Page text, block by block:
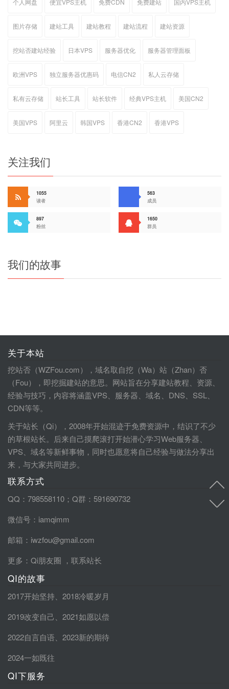
个人网盘 便宜VPS主机 免费CDN 免费建站 国内VPS主机
图片存储 建站工具 建站教程 建站流程 建站资源
挖站否建站经验 日本VPS 服务器优化 服务器管理面板
欧洲VPS 独立服务器优惠码 电信CN2 私人云存储
私有云存储 站长工具 站长软件 经典VPS主机 美国CN2
美国VPS 阿里云 韩国VPS 香港CN2 香港VPS
关注我们
1055
读者
563
成员
897
粉丝
1650
群员
我们的故事
关于本站
挖站否（WZFou.com），域名取自挖（Wa）站（Zhan）否
（Fou），即挖掘建站的意思。网站旨在分享建站教程、资源、
经验与技巧，内容将涵盖VPS、服务器、域名、DNS、SSL、
CDN等等。
关于站长（Qi），2008年开始混迹于免费资源中，结识了不少
的草根站长。后来自己摸爬滚打开始潜心学习Web服务器、
VPS、域名等新鲜事物，同时也愿意将自己经验与做法分享出
来，与大家共同进步。
联系方式
QQ：798558110；Q群：591690732
微信号：iamqimm
邮箱：iwzfou@gmail.com
更多： Qi朋友圈 ， 联系站长
QI的故事
2017开始坚持
2018冷暖岁月
2019改变自己
2021如愿以偿
2022自言自语
2023新的期待
2024一如既往
QI下服务